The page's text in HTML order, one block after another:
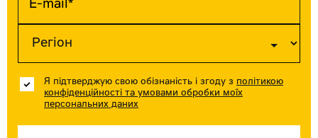
Я підтверджую свою обізнаність і згоду з політикою
конфіденційності та умовами обробки моїх
персональних даних